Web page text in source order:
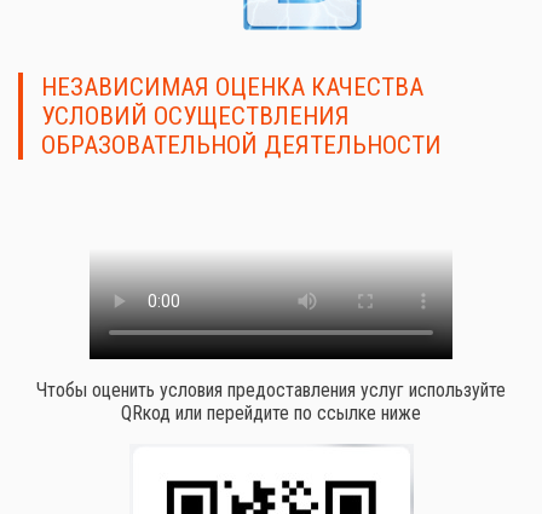
НЕЗАВИСИМАЯ ОЦЕНКА КАЧЕСТВА
УСЛОВИЙ ОСУЩЕСТВЛЕНИЯ
ОБРАЗОВАТЕЛЬНОЙ ДЕЯТЕЛЬНОСТИ
Чтобы оценить условия предоставления услуг используйте
QRкод или перейдите по ссылке ниже